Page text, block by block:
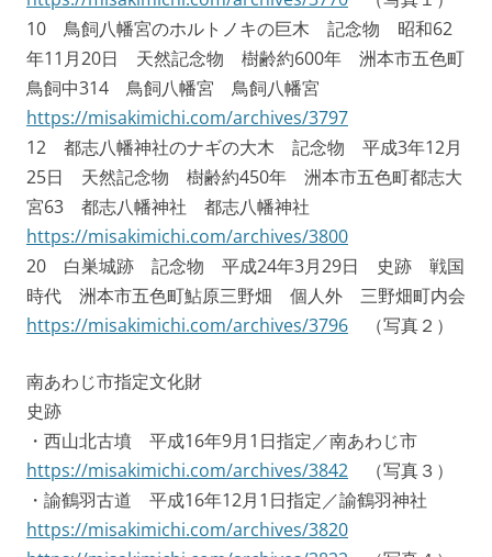
10 鳥飼八幡宮のホルトノキの巨木 記念物 昭和62
年11月20日 天然記念物 樹齢約600年 洲本市五色町
鳥飼中314 鳥飼八幡宮 鳥飼八幡宮
https://misakimichi.com/archives/3797
12 都志八幡神社のナギの大木 記念物 平成3年12月
25日 天然記念物 樹齢約450年 洲本市五色町都志大
宮63 都志八幡神社 都志八幡神社
https://misakimichi.com/archives/3800
20 白巣城跡 記念物 平成24年3月29日 史跡 戦国
時代 洲本市五色町鮎原三野畑 個人外 三野畑町内会
https://misakimichi.com/archives/3796 （写真２）
南あわじ市指定文化財
史跡
・西山北古墳 平成16年9月1日指定／南あわじ市
https://misakimichi.com/archives/3842 （写真３）
・諭鶴羽古道 平成16年12月1日指定／諭鶴羽神社
https://misakimichi.com/archives/3820